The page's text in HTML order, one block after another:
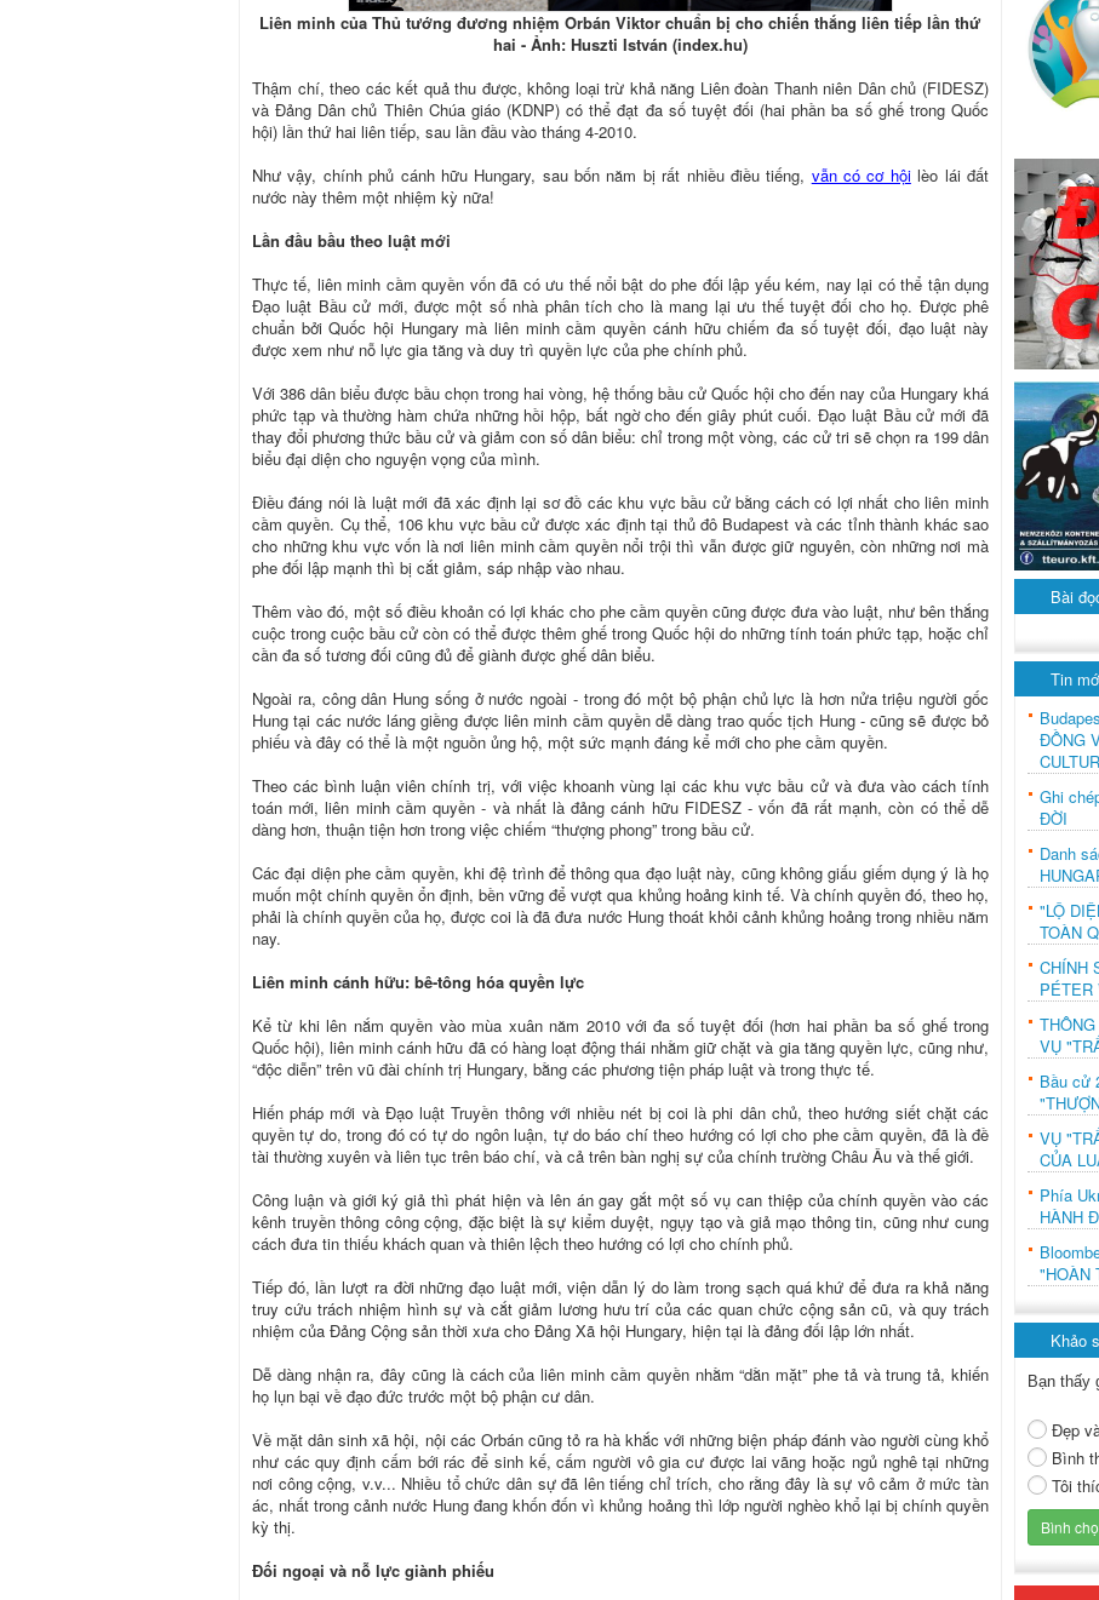
Liên minh của Thủ tướng đương nhiệm Orbán Viktor chuẩn bị cho chiến thắng liên tiếp lần thứ
hai - Ảnh: Huszti István (index.hu)
Thậm chí, theo các kết quả thu được, không loại trừ khả năng Liên đoàn Thanh niên Dân chủ (FIDESZ)
và Đảng Dân chủ Thiên Chúa giáo (KDNP) có thể đạt đa số tuyệt đối (hai phần ba số ghế trong Quốc
hội) lần thứ hai liên tiếp, sau lần đầu vào tháng 4-2010.
Như vậy, chính phủ cánh hữu Hungary, sau bốn năm bị rất nhiều điều tiếng, vẫn có cơ hộilèo lái đất
nước này thêm một nhiệm kỳ nữa!
Lần đầu bầu theo luật mới
Thực tế, liên minh cầm quyền vốn đã có ưu thế nổi bật do phe đối lập yếu kém, nay lại có thể tận dụng
Đạo luật Bầu cử mới, được một số nhà phân tích cho là mang lại ưu thế tuyệt đối cho họ. Được phê
chuẩn bởi Quốc hội Hungary mà liên minh cầm quyền cánh hữu chiếm đa số tuyệt đối, đạo luật này
được xem như nỗ lực gia tăng và duy trì quyền lực của phe chính phủ.
Với 386 dân biểu được bầu chọn trong hai vòng, hệ thống bầu cử Quốc hội cho đến nay của Hungary khá
phức tạp và thường hàm chứa những hồi hộp, bất ngờ cho đến giây phút cuối. Ðạo luật Bầu cử mới đã
thay đổi phương thức bầu cử và giảm con số dân biểu: chỉ trong một vòng, các cử tri sẽ chọn ra 199 dân
biểu đại diện cho nguyện vọng của mình.
Điều đáng nói là luật mới đã xác định lại sơ đồ các khu vực bầu cử bằng cách có lợi nhất cho liên minh
cầm quyền. Cụ thể, 106 khu vực bầu cử được xác định tại thủ đô Budapest và các tỉnh thành khác sao
cho những khu vực vốn là nơi liên minh cầm quyền nổi trội thì vẫn được giữ nguyên, còn những nơi mà
phe đối lập mạnh thì bị cắt giảm, sáp nhập vào nhau.
Thêm vào đó, một số điều khoản có lợi khác cho phe cầm quyền cũng được đưa vào luật, như bên thắng
cuộc trong cuộc bầu cử còn có thể được thêm ghế trong Quốc hội do những tính toán phức tạp, hoặc chỉ
cần đa số tương đối cũng đủ để giành được ghế dân biểu.
Ngoài ra, công dân Hung sống ở nước ngoài - trong đó một bộ phận chủ lực là hơn nửa triệu người gốc
Hung tại các nước láng giềng được liên minh cầm quyền dễ dàng trao quốc tịch Hung - cũng sẽ được bỏ
phiếu và đây có thể là một nguồn ủng hộ, một sức mạnh đáng kể mới cho phe cầm quyền.
Theo các bình luận viên chính trị, với việc khoanh vùng lại các khu vực bầu cử và đưa vào cách tính
toán mới, liên minh cầm quyền - và nhất là đảng cánh hữu FIDESZ - vốn đã rất mạnh, còn có thể dễ
dàng hơn, thuận tiện hơn trong việc chiếm “thượng phong” trong bầu cử.
Các đại diện phe cầm quyền, khi đệ trình để thông qua đạo luật này, cũng không giấu giếm dụng ý là họ
muốn một chính quyền ổn định, bền vững để vượt qua khủng hoảng kinh tế. Và chính quyền đó, theo họ,
phải là chính quyền của họ, được coi là đã đưa nước Hung thoát khỏi cảnh khủng hoảng trong nhiều năm
nay.
Liên minh cánh hữu: bê-tông hóa quyền lực
Kể từ khi lên nắm quyền vào mùa xuân năm 2010 với đa số tuyệt đối (hơn hai phần ba số ghế trong
Quốc hội), liên minh cánh hữu đã có hàng loạt động thái nhằm giữ chặt và gia tăng quyền lực, cũng như,
“độc diễn” trên vũ đài chính trị Hungary, bằng các phương tiện pháp luật và trong thực tế.
Hiến pháp mới và Ðạo luật Truyền thông với nhiều nét bị coi là phi dân chủ, theo hướng siết chặt các
quyền tự do, trong đó có tự do ngôn luận, tự do báo chí theo hướng có lợi cho phe cầm quyền, đã là đề
tài thường xuyên và liên tục trên báo chí, và cả trên bàn nghị sự của chính trường Châu Âu và thế giới.
Công luận và giới ký giả thì phát hiện và lên án gay gắt một số vụ can thiệp của chính quyền vào các
kênh truyền thông công cộng, đặc biệt là sự kiểm duyệt, ngụy tạo và giả mạo thông tin, cũng như cung
cách đưa tin thiếu khách quan và thiên lệch theo hướng có lợi cho chính phủ.
Tiếp đó, lần lượt ra đời những đạo luật mới, viện dẫn lý do làm trong sạch quá khứ để đưa ra khả năng
truy cứu trách nhiệm hình sự và cắt giảm lương hưu trí của các quan chức cộng sản cũ, và quy trách
nhiệm của Ðảng Cộng sản thời xưa cho Ðảng Xã hội Hungary, hiện tại là đảng đối lập lớn nhất.
Dễ dàng nhận ra, đây cũng là cách của liên minh cầm quyền nhằm “dằn mặt” phe tả và trung tả, khiến
họ lụn bại về đạo đức trước một bộ phận cư dân.
Về mặt dân sinh xã hội, nội các Orbán cũng tỏ ra hà khắc với những biện pháp đánh vào người cùng khổ
như các quy định cấm bới rác để sinh kế, cấm người vô gia cư được lai vãng hoặc ngủ nghê tại những
nơi công cộng, v.v... Nhiều tổ chức dân sự đã lên tiếng chỉ trích, cho rằng đây là sự vô cảm ở mức tàn
ác, nhất trong cảnh nước Hung đang khốn đốn vì khủng hoảng thì lớp người nghèo khổ lại bị chính quyền
kỳ thị.
Đối ngoại và nỗ lực giành phiếu
Bài
Tin
ĐỒNG
Ghi
ĐỜI
Danh
"LỘ
TOÀN
CHÍNH
PÉTER
VỤ
Bầu cử
VỤ
CỦA
Phía
HÀNH
"HOÀN
Khảo
Bạn thấy
Đẹp
Bình
Tôi